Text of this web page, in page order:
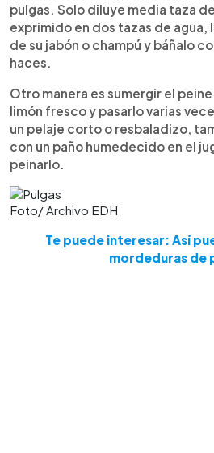
pulgas. Solo diluye media taza
exprimido en dos tazas de agua,
de su jabón o champú y báñalo
haces.
Otro manera es sumergir el
limón fresco y pasarlo varias
un pelaje corto o resbaladizo,
con un paño humedecido en el
peinarlo.
Foto/ Archivo EDH
Te puede interesar: Así
mordeduras de